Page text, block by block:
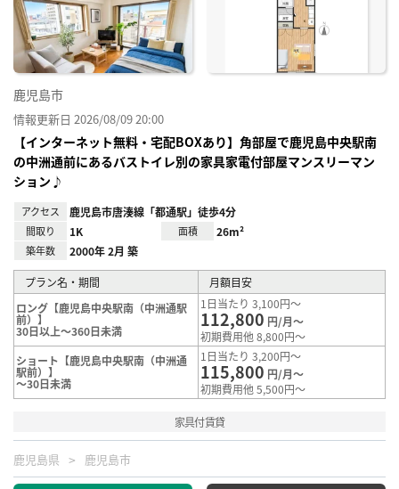
鹿児島市
情報更新日 2026/08/09 20:00
【インターネット無料・宅配BOXあり】角部屋で鹿児島中央駅南
の中洲通前にあるバストイレ別の家具家電付部屋マンスリーマン
ション♪
アクセス 鹿児島市唐湊線「都通駅」徒歩4分
間取り 1K 面積 26m²
築年数 2000年 2月 築
プラン名・期間
月額目安
ロング【鹿児島中央駅南（中洲通駅
前）】
30日以上～360日未満
1日当たり 3,100円～
112,800 円/月～
初期費用他 8,800円～
ショート【鹿児島中央駅南（中洲通
駅前）】
～30日未満
1日当たり 3,200円～
115,800 円/月～
初期費用他 5,500円～
家具付賃貸
鹿児島県 鹿児島市